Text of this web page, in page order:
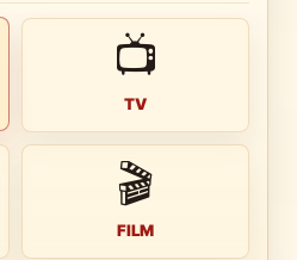
📺
TV
🎬
FILM